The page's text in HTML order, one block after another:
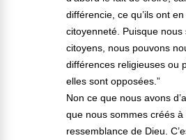
différencie, ce qu’ils ont
citoyenneté. Puisque
citoyens, nous pouvons
différences religieuses ou
elles sont opposées.”
Non ce que nous avons
que nous sommes créés à
ressemblance de Dieu.